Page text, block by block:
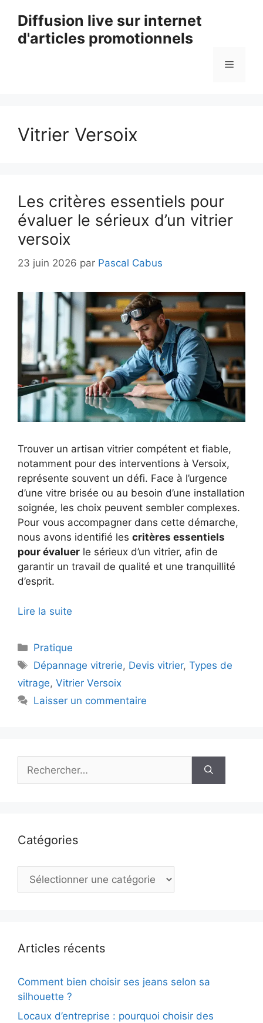
contenu
Diffusion live sur internet
d'articles promotionnels
Menu
Vitrier Versoix
Les critères essentiels pour
évaluer le sérieux d’un vitrier
versoix
23 juin 2026 par Pascal Cabus
Trouver un artisan vitrier compétent et fiable,
notamment pour des interventions à Versoix,
représente souvent un défi. Face à l’urgence
d’une vitre brisée ou au besoin d’une installation
soignée, les choix peuvent sembler complexes.
Pour vous accompagner dans cette démarche,
nous avons identifié les critères essentiels
pour évaluer le sérieux d’un vitrier, afin de
garantir un travail de qualité et une tranquillité
d’esprit.
Lire la suite
Catégories
Pratique
Étiquettes
Dépannage vitrerie, Devis vitrier,Types de
vitrage, Vitrier Versoix
Laisser un commentaire
Catégories
Catégories
Articles récents
Comment bien choisir ses jeans selon sa
silhouette ?
Locaux d’entreprise : pourquoi choisir des